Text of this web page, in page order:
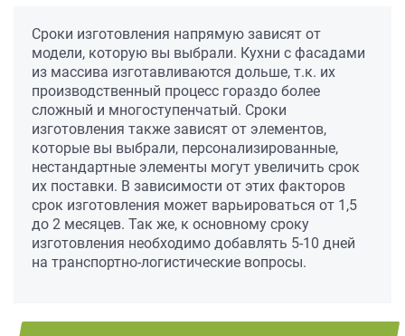
Сроки изготовления напрямую зависят от
модели, которую вы выбрали. Кухни с фасадами
из массива изготавливаются дольше, т.к. их
производственный процесс гораздо более
сложный и многоступенчатый. Сроки
изготовления также зависят от элементов,
которые вы выбрали, персонализированные,
нестандартные элементы могут увеличить срок
их поставки. В зависимости от этих факторов
срок изготовления может варьироваться от 1,5
до 2 месяцев. Так же, к основному сроку
изготовления необходимо добавлять 5-10 дней
на транспортно-логистические вопросы.